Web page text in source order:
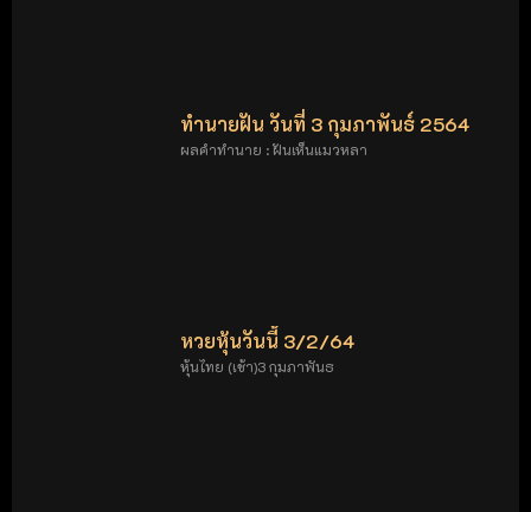
ทำนายฝัน วันที่ 3 กุมภาพันธ์ 2564
ผลคำทำนาย : ฝันเห็นแมวหลา
หวยหุ้นวันนี้ 3/2/64
หุ้นไทย (เช้า)3 กุมภาพันธ